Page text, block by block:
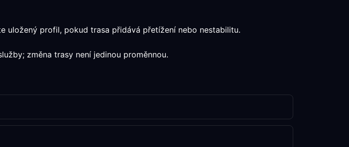
uložený profil, pokud trasa přidává přetížení nebo nestabilitu.
změna trasy není jedinou proměnnou.